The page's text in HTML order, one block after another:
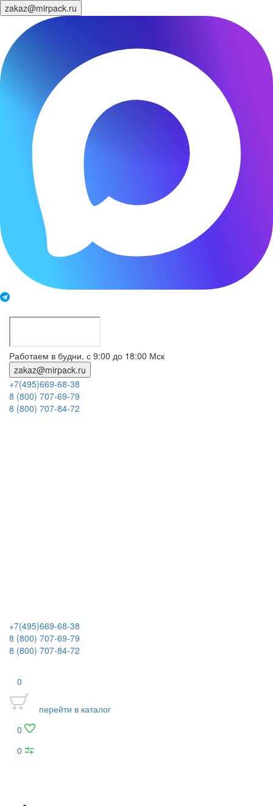
zakaz@mirpack.ru
Работаем в будни, с 9:00 до 18:00 Мск
zakaz@mirpack.ru
+7(495)669-68-38
8 (800) 707-69-79
8 (800) 707-84-72
+7(495)669-68-38
8 (800) 707-69-79
8 (800) 707-84-72
0
перейти в каталог
0
0